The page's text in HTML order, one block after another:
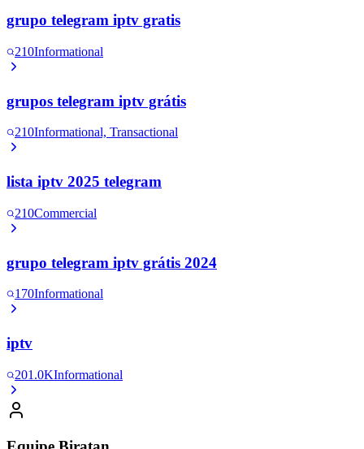
grupo telegram iptv gratis
210Informational
grupos telegram iptv grátis
210Informational, Transactional
lista iptv 2025 telegram
210Commercial
grupo telegram iptv grátis 2024
170Informational
iptv
201.0KInformational